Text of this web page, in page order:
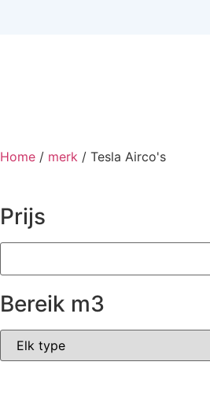
Home / merk / Tesla Airco's
Prijs
Bereik m3